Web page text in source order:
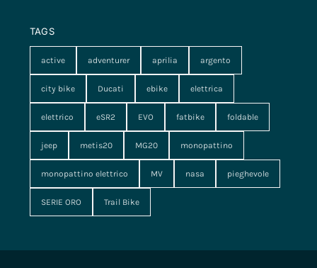
TAGS
active adventurer aprilia argento
city bike Ducati ebike elettrica
elettrico eSR2 EVO fatbike foldable
jeep metis20 MG20 monopattino
monopattino elettrico MV nasa pieghevole
SERIE ORO Trail Bike